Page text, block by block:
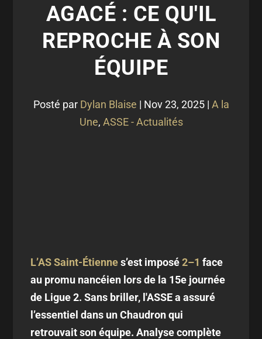
AGACÉ : CE QU'IL
REPROCHE À SON
ÉQUIPE
Posté par Dylan Blaise | Nov 23, 2025| A la
Une, ASSE - Actualités
L’AS Saint-Étiennes’est imposé2–1 face
au promu nancéien lors de la 15e journée
de Ligue 2. Sans briller, l'ASSE a assuré
l’essentiel dans un Chaudron qui
retrouvait son équipe. Analyse complète